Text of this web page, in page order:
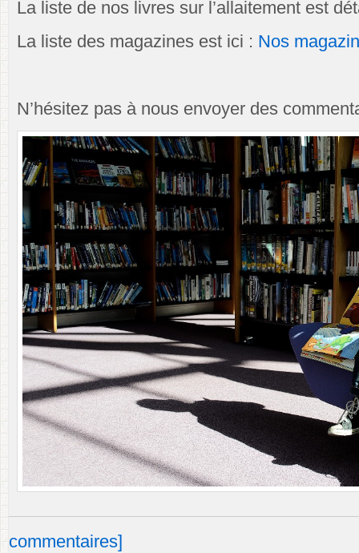
La liste de nos livres sur l’allaitement est
La liste des magazines est ici : Nos
N’hésitez pas à nous envoyer des
commentaires]